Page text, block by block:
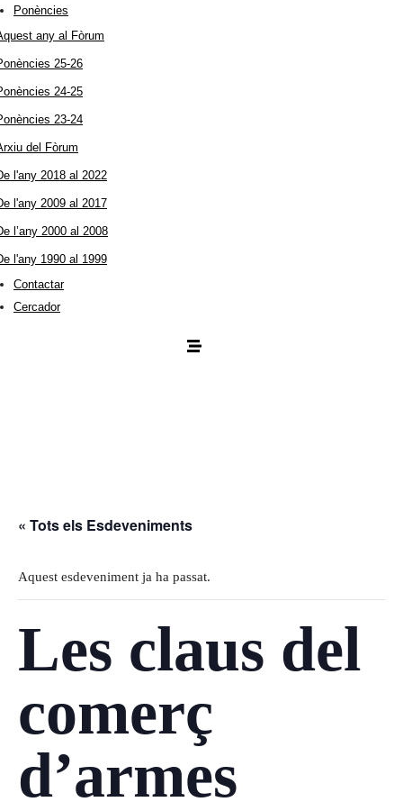
Ponències
any al Fòrum
25-26
24-25
23-24
del Fòrum
l'any 2018 al 2022
l'any 2009 al 2017
l’any 2000 al 2008
l'any 1990 al 1999
Contactar
Cercador
« Tots els Esdeveniments
Aquest esdeveniment ja ha passat.
Les claus del
comerç
d’armes